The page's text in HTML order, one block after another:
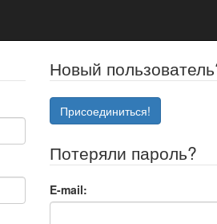
Новый
Присоединиться!
Потеряли пароль?
E-mail: